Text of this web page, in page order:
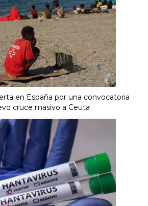
en España por una convocatoria
cruce masivo a Ceuta